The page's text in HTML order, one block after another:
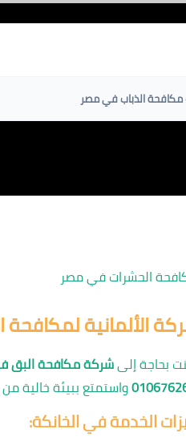
مكافحة الذباب في مصر
الألمانية
بحاجة إلىشركة مكافحة البق
واستمتع ببيئة خالية
الخدمة في الخانكة: